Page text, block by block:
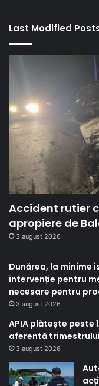
Last Modified
Accident rutier
apropiere de
3 august 2026
Dunărea, la minime
intervenție pentru
necesare pentru
3 august 2026
APIA plătește peste
aferentă
3 august 2026